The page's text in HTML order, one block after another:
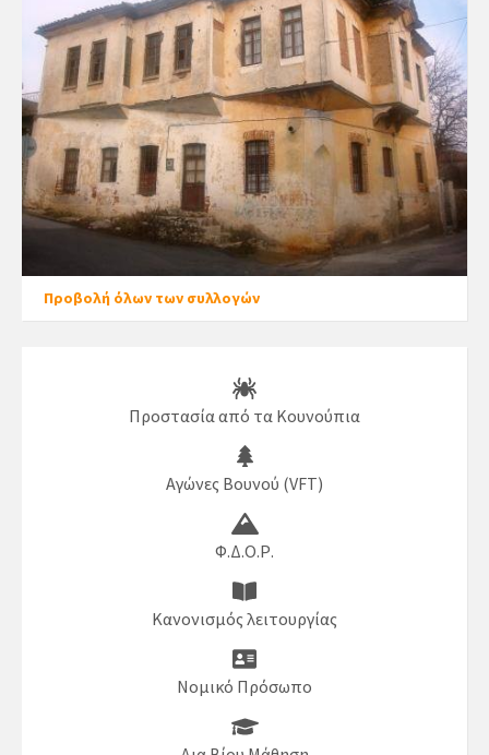
Προβολή όλων των συλλογών
Προστασία από τα Κουνούπια
Αγώνες Βουνού (VFT)
Φ.Δ.Ο.Ρ.
Κανονισμός λειτουργίας
Νομικό Πρόσωπο